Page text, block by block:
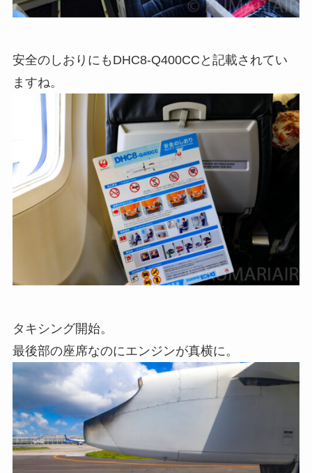
安全のしおりにもDHC8-Q400CCと記載されてい
ますね。
タキシング開始。
最後部の座席なのにエンジンが真横に。